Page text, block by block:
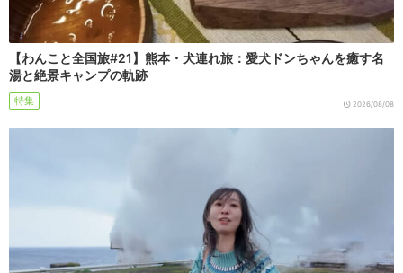
【わんこと全国旅#21】熊本・犬連れ旅：愛犬ドンちゃんを癒す名
湯と絶景キャンプの軌跡
特集 2026/08/08